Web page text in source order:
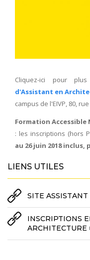
Cliquez-ici pour
d'Assistant en
campus de l'EIVP, 80,
Formation Accessible
: les inscriptions (hors
au 26 juin 2018 inclus,
LIENS UTILES
SITE
INSCRIPTIONS
ARCHITECTURE